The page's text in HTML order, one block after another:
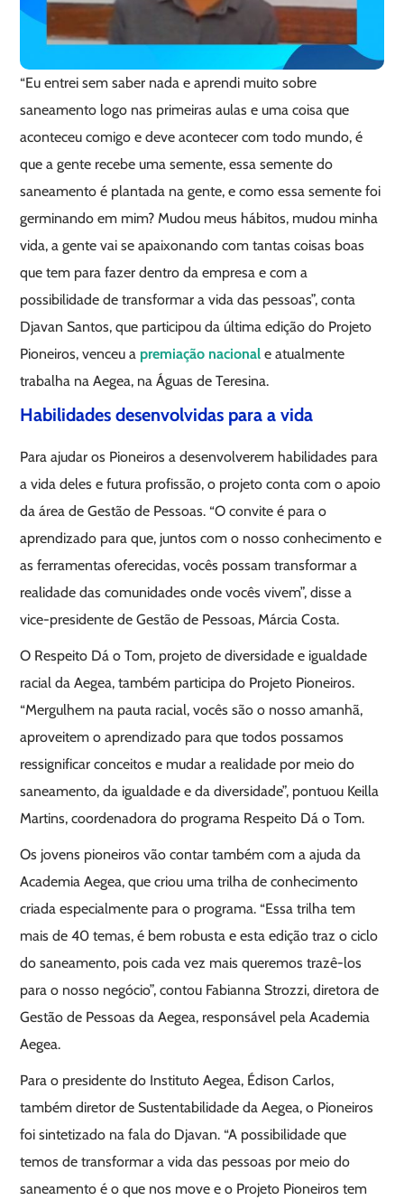
“Eu entrei sem saber nada e aprendi muito sobre
saneamento logo nas primeiras aulas e uma coisa que
aconteceu comigo e deve acontecer com todo mundo, é
que a gente recebe uma semente, essa semente do
saneamento é plantada na gente, e como essa semente foi
germinando em mim? Mudou meus hábitos, mudou minha
vida, a gente vai se apaixonando com tantas coisas boas
que tem para fazer dentro da empresa e com a
possibilidade de transformar a vida das pessoas”, conta
Djavan Santos, que participou da última edição do Projeto
Pioneiros, venceu a premiação nacional e atualmente
trabalha na Aegea, na Águas de Teresina.
Habilidades desenvolvidas para a vida
Para ajudar os Pioneiros a desenvolverem habilidades para
a vida deles e futura profissão, o projeto conta com o apoio
da área de Gestão de Pessoas. “O convite é para o
aprendizado para que, juntos com o nosso conhecimento e
as ferramentas oferecidas, vocês possam transformar a
realidade das comunidades onde vocês vivem”, disse a
vice-presidente de Gestão de Pessoas, Márcia Costa.
O Respeito Dá o Tom, projeto de diversidade e igualdade
racial da Aegea, também participa do Projeto Pioneiros.
“Mergulhem na pauta racial, vocês são o nosso amanhã,
aproveitem o aprendizado para que todos possamos
ressignificar conceitos e mudar a realidade por meio do
saneamento, da igualdade e da diversidade”, pontuou Keilla
Martins, coordenadora do programa Respeito Dá o Tom.
Os jovens pioneiros vão contar também com a ajuda da
Academia Aegea, que criou uma trilha de conhecimento
criada especialmente para o programa. “Essa trilha tem
mais de 40 temas, é bem robusta e esta edição traz o ciclo
do saneamento, pois cada vez mais queremos trazê-los
para o nosso negócio”, contou Fabianna Strozzi, diretora de
Gestão de Pessoas da Aegea, responsável pela Academia
Aegea.
Para o presidente do Instituto Aegea, Édison Carlos,
também diretor de Sustentabilidade da Aegea, o Pioneiros
foi sintetizado na fala do Djavan. “A possibilidade que
temos de transformar a vida das pessoas por meio do
saneamento é o que nos move e o Projeto Pioneiros tem